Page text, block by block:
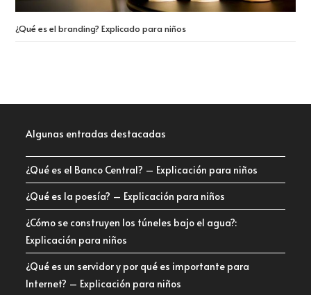
¿Qué es el branding? Explicado para niños
Algunas entradas destacadas
¿Qué es el Banco Central? – Explicación para niños
¿Qué es la poesía? – Explicación para niños
¿Cómo se construyen los túneles bajo el agua?:
Explicación para niños
¿Qué es un servidor y por qué es importante para
Internet? – Explicación para niños